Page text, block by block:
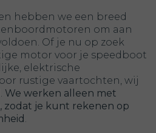
hebben we een breed
om aan
Of je nu op zoek
motor voor je speedboot
elektrische
rustige vaartochten, wij
We werken alleen met
zodat je kunt rekenen op
.